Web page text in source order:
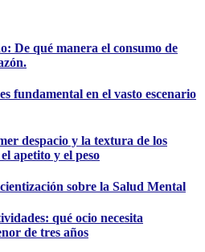
De qué manera el consumo de
fundamental en el vasto escenario
despacio y la textura de los
apetito y el peso
sobre la Salud Mental
qué ocio necesita
de tres años